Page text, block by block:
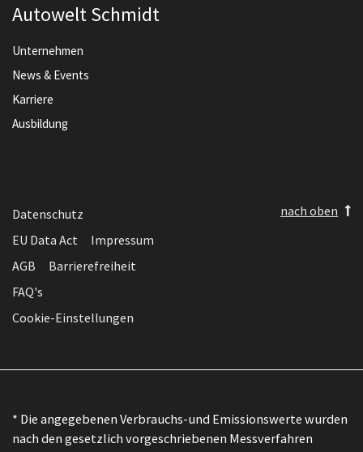
Autowelt Schmidt
Unternehmen
News & Events
Karriere
Ausbildung
Datenschutz
EU Data Act
Impressum
AGB
Barrierefreiheit
FAQ's
Cookie-Einstellungen
nach oben
* Die angegebenen Verbrauchs-und Emissionswerte wurden
nach den gesetzlich vorgeschriebenen Messverfahren